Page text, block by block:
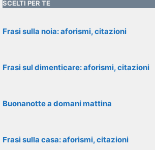
SCELTI PER TE
Frasi sulla noia: aforismi, citazioni
Frasi sul dimenticare: aforismi, citazioni
Buonanotte a domani mattina
Frasi sulla casa: aforismi, citazioni